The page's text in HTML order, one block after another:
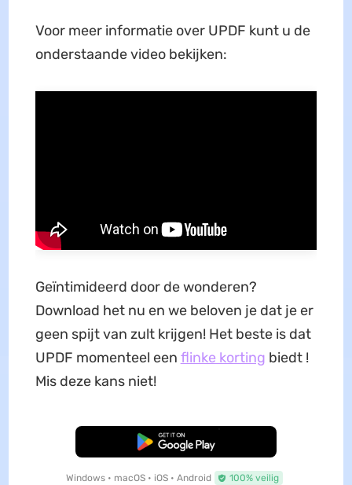
Voor meer informatie over UPDF kunt u de
onderstaande video bekijken:
Geïntimideerd door de wonderen?
Download het nu en we beloven je dat je er
geen spijt van zult krijgen! Het beste is dat
UPDF momenteel een flinke korting biedt !
Mis deze kans niet!
Gratis Download
Windows • macOS • iOS • Android 100% veilig